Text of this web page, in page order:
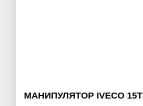
МАНИПУЛЯТОР IVECO 15Т